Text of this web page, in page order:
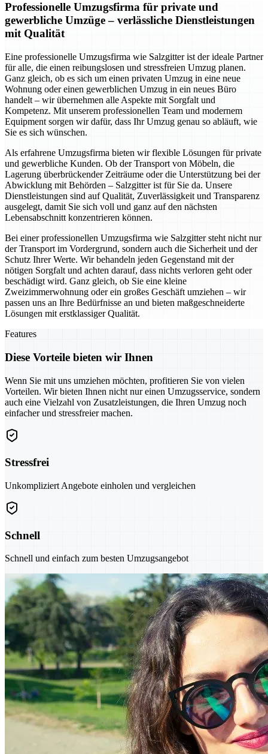
Professionelle Umzugsfirma für private und
gewerbliche Umzüge – verlässliche Dienstleistungen
mit Qualität
Eine professionelle Umzugsfirma wie Salzgitter ist der ideale Partner
für alle, die einen reibungslosen und stressfreien Umzug planen.
Ganz gleich, ob es sich um einen privaten Umzug in eine neue
Wohnung oder einen gewerblichen Umzug in ein neues Büro
handelt – wir übernehmen alle Aspekte mit Sorgfalt und
Kompetenz. Mit unserem professionellen Team und modernem
Equipment sorgen wir dafür, dass Ihr Umzug genau so abläuft, wie
Sie es sich wünschen.
Als erfahrene Umzugsfirma bieten wir flexible Lösungen für private
und gewerbliche Kunden. Ob der Transport von Möbeln, die
Lagerung überbrückender Zeiträume oder die Unterstützung bei der
Abwicklung mit Behörden – Salzgitter ist für Sie da. Unsere
Dienstleistungen sind auf Qualität, Zuverlässigkeit und Transparenz
ausgelegt, damit Sie sich voll und ganz auf den nächsten
Lebensabschnitt konzentrieren können.
Bei einer professionellen Umzugsfirma wie Salzgitter steht nicht nur
der Transport im Vordergrund, sondern auch die Sicherheit und der
Schutz Ihrer Werte. Wir behandeln jeden Gegenstand mit der
nötigen Sorgfalt und achten darauf, dass nichts verloren geht oder
beschädigt wird. Ganz gleich, ob Sie eine kleine
Zweizimmerwohnung oder ein großes Geschäft umziehen – wir
passen uns an Ihre Bedürfnisse an und bieten maßgeschneiderte
Lösungen mit erstklassiger Qualität.
Features
Diese Vorteile bieten wir Ihnen
Wenn Sie mit uns umziehen möchten, profitieren Sie von vielen
Vorteilen. Wir bieten Ihnen nicht nur einen Umzugsservice, sondern
auch eine Vielzahl von Zusatzleistungen, die Ihren Umzug noch
einfacher und stressfreier machen.
Stressfrei
Unkompliziert Angebote einholen und vergleichen
Schnell
Schnell und einfach zum besten Umzugsangebot